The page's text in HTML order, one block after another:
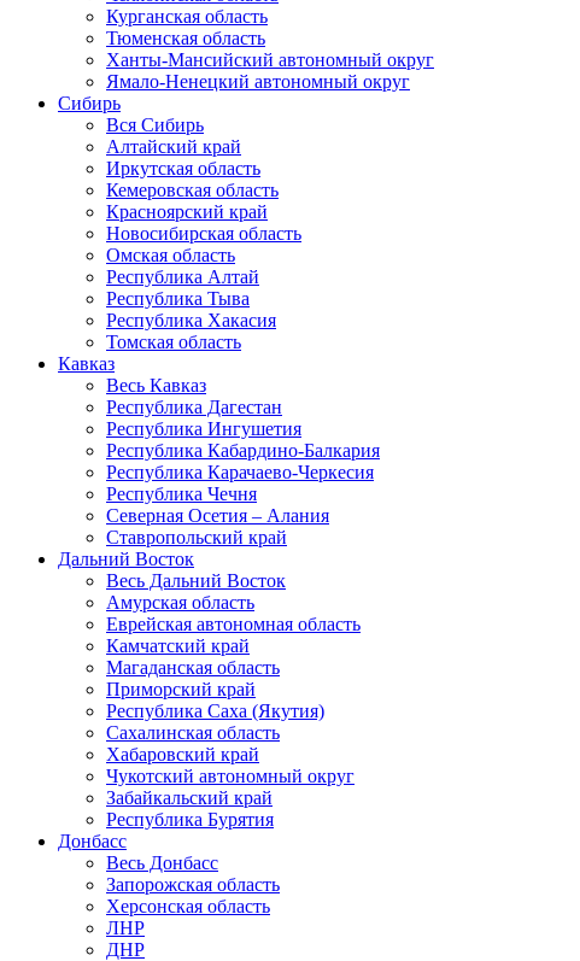
Курганская область
Тюменская область
Ханты-Мансийский автономный округ
Ямало-Ненецкий автономный округ
Сибирь
Вся Сибирь
Алтайский край
Иркутская область
Кемеровская область
Красноярский край
Новосибирская область
Омская область
Республика Алтай
Республика Тыва
Республика Хакасия
Томская область
Кавказ
Весь Кавказ
Республика Дагестан
Республика Ингушетия
Республика Кабардино-Балкария
Республика Карачаево-Черкесия
Республика Чечня
Северная Осетия – Алания
Ставропольский край
Дальний Восток
Весь Дальний Восток
Амурская область
Еврейская автономная область
Камчатский край
Магаданская область
Приморский край
Республика Саха (Якутия)
Сахалинская область
Хабаровский край
Чукотский автономный округ
Забайкальский край
Республика Бурятия
Донбасс
Весь Донбасс
Запорожская область
Херсонская область
ЛНР
ДНР